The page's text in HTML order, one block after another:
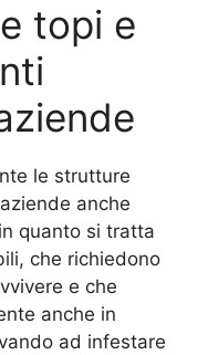
topi e
le strutture
anche
quanto si tratta
che richiedono
e che
anche in
ad infestare